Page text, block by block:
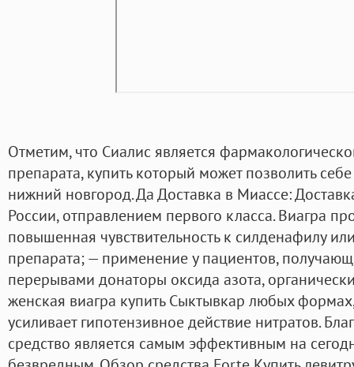
Отметим, что Сиалис является
препарата, купить который может позволить
нижний новгород. Да Доставка в Миассе:
России, отправлением первого класса. Виагра
повышенная чувствительность к силденафилу
препарата; — применение у пациентов,
перерывами донаторы оксида азота,
женская виагра купить Сыктывкар любых
усиливает гипотензивное действие нитратов.
средство является самым эффективным на